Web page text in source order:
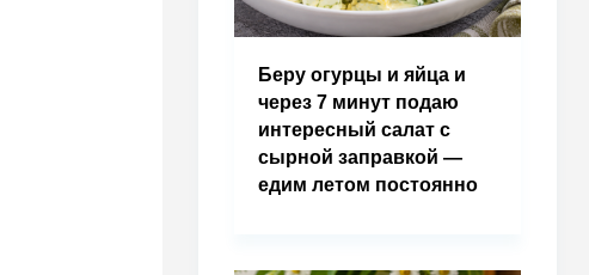
Беру огурцы и яйца и
через 7 минут подаю
интересный салат с
сырной заправкой —
едим летом постоянно